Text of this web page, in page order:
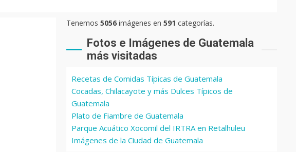
Tenemos5056 imágenes en591 categorías.
Fotos e Imágenes de Guatemala
más visitadas
Recetas de Comidas Típicas de Guatemala
Cocadas, Chilacayote y más Dulces Típicos de
Guatemala
Plato de Fiambre de Guatemala
Parque Acuático Xocomil del IRTRA en Retalhuleu
Imágenes de la Ciudad de Guatemala